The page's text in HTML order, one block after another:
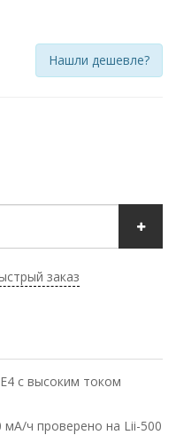
Нашли дешевле?
заказ
с высоким током
мА/ч проверено на Lii-500